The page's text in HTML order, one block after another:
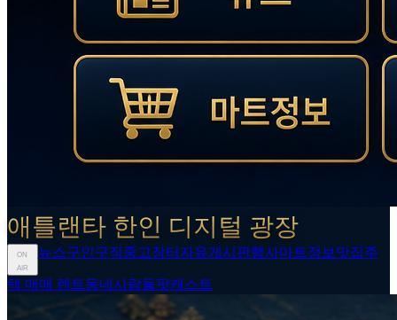
애틀랜타 한인 디지털 광장
ON
AIR
뉴스구인구직중고장터 자유게시판행사마트정보 맛집주
택 매매 렌트동네사람들팟캐스트